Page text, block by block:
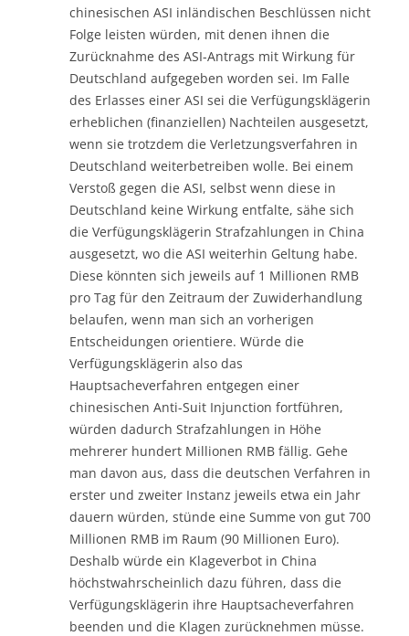
chinesischen ASI inländischen Beschlüssen nicht
Folge leisten würden, mit denen ihnen die
Zurücknahme des ASI-Antrags mit Wirkung für
Deutschland aufgegeben worden sei. Im Falle
des Erlasses einer ASI sei die Verfügungsklägerin
erheblichen (finanziellen) Nachteilen ausgesetzt,
wenn sie trotzdem die Verletzungsverfahren in
Deutschland weiterbetreiben wolle. Bei einem
Verstoß gegen die ASI, selbst wenn diese in
Deutschland keine Wirkung entfalte, sähe sich
die Verfügungsklägerin Strafzahlungen in China
ausgesetzt, wo die ASI weiterhin Geltung habe.
Diese könnten sich jeweils auf 1 Millionen RMB
pro Tag für den Zeitraum der Zuwiderhandlung
belaufen, wenn man sich an vorherigen
Entscheidungen orientiere. Würde die
Verfügungsklägerin also das
Hauptsacheverfahren entgegen einer
chinesischen Anti-Suit Injunction fortführen,
würden dadurch Strafzahlungen in Höhe
mehrerer hundert Millionen RMB fällig. Gehe
man davon aus, dass die deutschen Verfahren in
erster und zweiter Instanz jeweils etwa ein Jahr
dauern würden, stünde eine Summe von gut 700
Millionen RMB im Raum (90 Millionen Euro).
Deshalb würde ein Klageverbot in China
höchstwahrscheinlich dazu führen, dass die
Verfügungsklägerin ihre Hauptsacheverfahren
beenden und die Klagen zurücknehmen müsse.